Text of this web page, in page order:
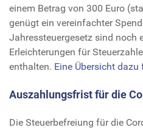
einem Betrag von 300 Euro
genügt ein vereinfachter
Jahressteuergesetz sind noch
Erleichterungen für
enthalten. Eine Übersicht dazu
Auszahlungsfrist für die
Die Steuerbefreiung für die